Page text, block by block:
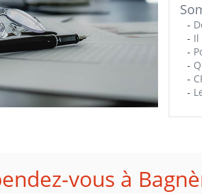
-
- Il
-
-
-
-
vous à